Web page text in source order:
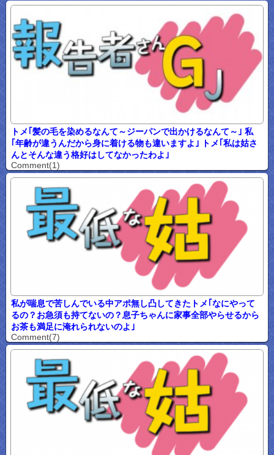
トメ｢髪の毛を染めるなんて～ジーパンで出かけるなんて～｣ 私
｢年齢が違うんだから身に着ける物も違いますよ｣ トメ｢私は姑さ
んとそんな違う格好はしてなかったわよ｣
Comment(1)
私が喘息で苦しんでいる中アポ無し凸してきたトメ｢なにやって
るの？お急須も持てないの？息子ちゃんに家事全部やらせるから
お茶も満足に淹れられないのよ｣
Comment(7)